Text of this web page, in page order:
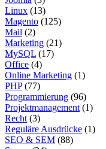
Linux (13)
Magento (125)
Mail (2)
Marketing (21)
MySQL (17)
Office (4)
Online Marketing (1)
PHP(77)
Programmierung (96)
Projektmanagement (1)
Recht (3)
Reguläre Ausdrücke (1)
SEO & SEM (88)